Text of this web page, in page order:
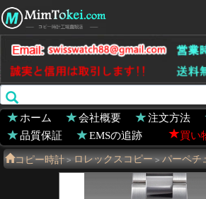
ホーム 会社概要 注文方法
品質保証
EMSの追跡 買い
コピー時計 > ロレックスコピー > パーペチ